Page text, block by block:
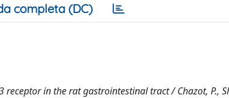
completa (DC)
in the rat gastrointestinal tract / Chazot, P.,